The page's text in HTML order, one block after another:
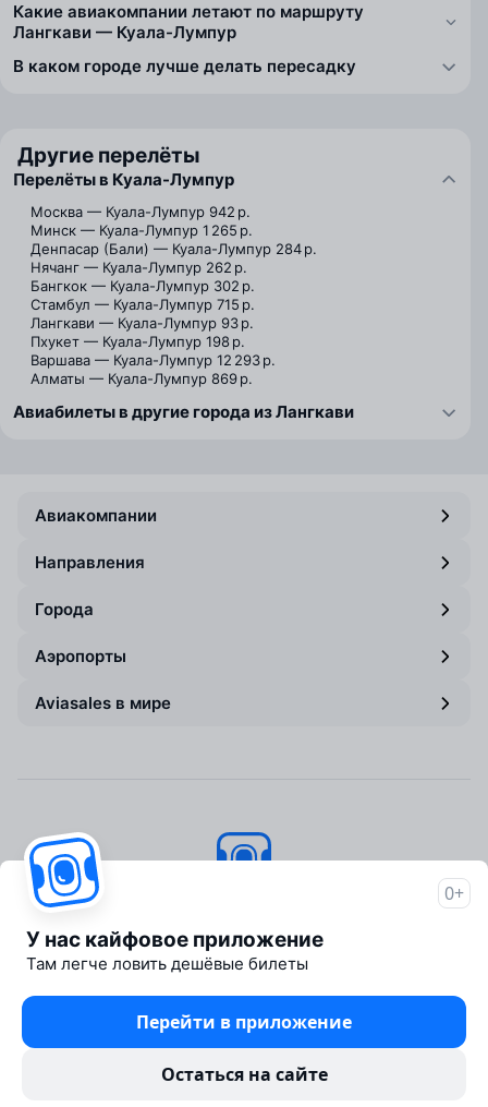
Какие авиакомпании летают по маршруту
Лангкави — Куала-Лумпур
В каком городе лучше делать пересадку
Другие перелёты
Перелёты в Куала-Лумпур
Москва — Куала-Лумпур 942 р.
Минск — Куала-Лумпур 1 265 р.
Денпасар (Бали) — Куала-Лумпур 284 р.
Нячанг — Куала-Лумпур 262 р.
Бангкок — Куала-Лумпур 302 р.
Стамбул — Куала-Лумпур 715 р.
Лангкави — Куала-Лумпур 93 р.
Пхукет — Куала-Лумпур 198 р.
Варшава — Куала-Лумпур 12 293 р.
Алматы — Куала-Лумпур 869 р.
Авиабилеты в другие города из Лангкави
Авиакомпании
Направления
Города
Аэропорты
Aviasales в мире
Об Авиасейлс
Пресс‑центр
Travelpayouts
Партнёрская программа
0+
У нас кайфовое приложение
Там легче ловить дешёвые билеты
Перейти в приложение
Остаться на сайте